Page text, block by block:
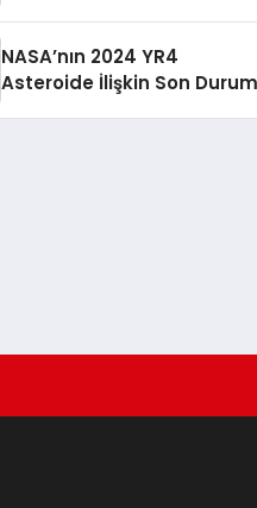
NASA’nın 2024 YR4
Asteroide İlişkin Son